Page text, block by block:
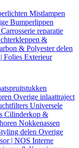
Mistlampen
Bumperlippen
Carrosserie reparatie
&
& Polyester delen
Folies Exterieur
Overige inlaattraject
Universele
Cilinderkop &
Nokkenassen
delen Overige
| NOS Interne